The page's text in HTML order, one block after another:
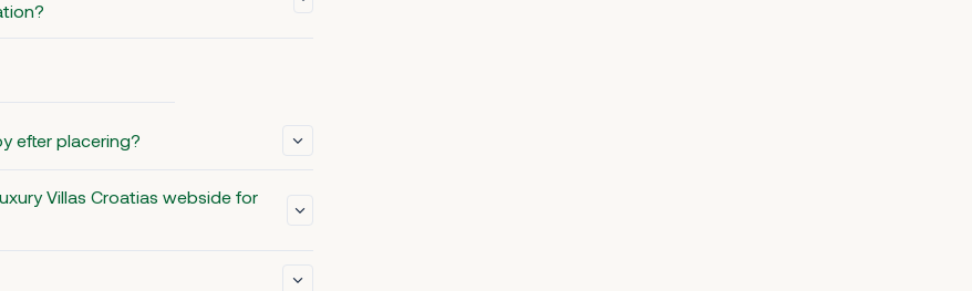
efter placering?
Villas Croatias webside for